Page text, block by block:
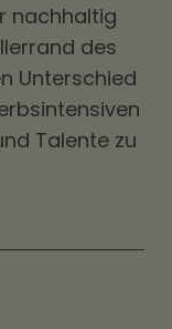
nachhaltig
des
Unterschied
Talente zu